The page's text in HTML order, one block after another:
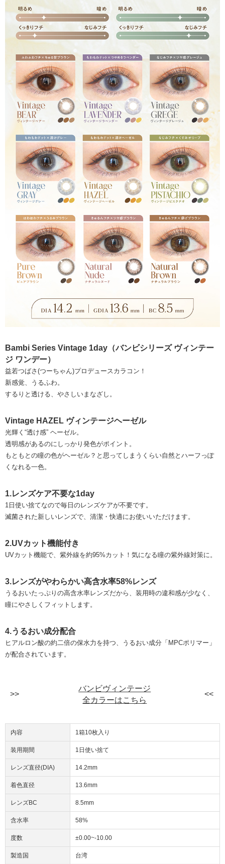
Bambi Series Vintage 1day（バンビシリーズ ヴィンテー
ジ ワンデー）
益若つばさ(つーちゃん)プロデュースカラコン！
新感覚、うるふわ。
するりと透ける、やさしいまなざし。
Vintage HAZEL ヴィンテージヘーゼル
光輝く“透け感” ヘーゼル。
透明感があるのにしっかり発色がポイント。
もともとの瞳の色がヘーゼル？と思ってしまうくらい自然とハーフっぽ
くなれる一色。
1.レンズケア不要な1day
1日使い捨てなので毎日のレンズケアが不要です。
滅菌された新しいレンズで、清潔・快適にお使いいただけます。
2.UVカット機能付き
UVカット機能で、紫外線を約95%カット！気になる瞳の紫外線対策に。
3.レンズがやわらかい高含水率58%レンズ
うるおいたっぷりの高含水率レンズだから、装用時の違和感が少なく、
瞳にやさしくフィットします。
4.うるおい成分配合
ヒアルロン酸の約二倍の保水力を持つ、うるおい成分「MPCポリマー」
が配合されています。
バンビヴィンテージ
全カラーはこちら
内容 1箱10枚入り
装用期間 1日使い捨て
レンズ直径(DIA) 14.2mm
着色直径 13.6mm
レンズBC 8.5mm
含水率 58%
度数 ±0.00~-10.00
製造国 台湾